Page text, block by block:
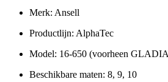
Merk: Ansell
Productlijn: AlphaTec
Model: 16-650 (voorheen
Beschikbare maten: 8, 9, 10